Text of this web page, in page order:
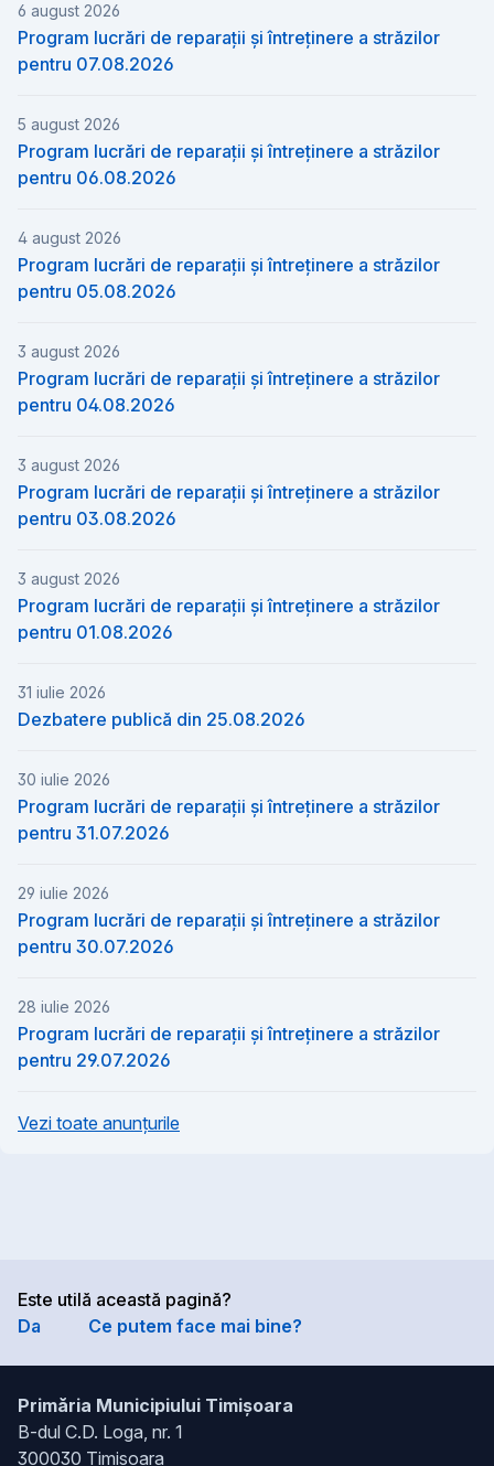
6 august 2026
Program lucrări de reparații și întreținere a străzilor
pentru 07.08.2026
5 august 2026
Program lucrări de reparații și întreținere a străzilor
pentru 06.08.2026
4 august 2026
Program lucrări de reparații și întreținere a străzilor
pentru 05.08.2026
3 august 2026
Program lucrări de reparații și întreținere a străzilor
pentru 04.08.2026
3 august 2026
Program lucrări de reparații și întreținere a străzilor
pentru 03.08.2026
3 august 2026
Program lucrări de reparații și întreținere a străzilor
pentru 01.08.2026
31 iulie 2026
Dezbatere publică din 25.08.2026
30 iulie 2026
Program lucrări de reparații și întreținere a străzilor
pentru 31.07.2026
29 iulie 2026
Program lucrări de reparații și întreținere a străzilor
pentru 30.07.2026
28 iulie 2026
Program lucrări de reparații și întreținere a străzilor
pentru 29.07.2026
Vezi toate anunțurile
Este utilă această pagină?
Da
Ce putem face mai bine?
Primăria Municipiului Timișoara
B-dul C.D. Loga, nr. 1
300030 Timișoara